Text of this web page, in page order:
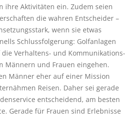
ihre Aktivitäten ein. Zudem seien
die wahren Entscheider –
wenn sie etwas
Schlussfolgerung: Golfanlagen
Verhaltens- und Kommunikations-
Männern und Frauen eingehen.
Männer eher auf einer Mission
Reisen. Daher sei gerade
entscheidend, am besten
Gerade für Frauen sind Erlebnisse